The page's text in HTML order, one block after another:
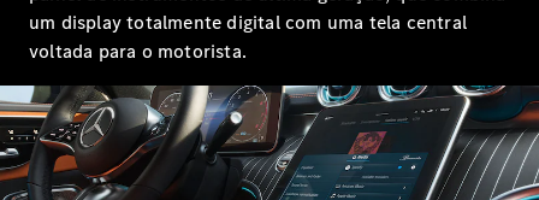
AMG GT 4
portas
Coupé
Configurador
Test drive
Showroom
um display totalmente digital com uma tela central
voltada para o motorista.